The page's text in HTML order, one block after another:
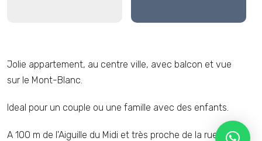
Jolie appartement, au centre ville, avec balcon et vue
sur le Mont-Blanc.
Ideal pour un couple ou une famille avec des enfants.
A 100 m de l'Aiguille du Midi et très proche de la rue